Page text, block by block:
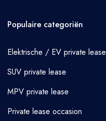
Populaire categoriën
Elektrische / EV private lease
SUV private lease
MPV private lease
Private lease occasion